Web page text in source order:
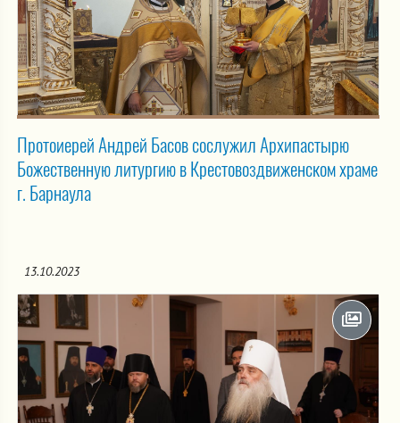
Протоиерей Андрей Басов сослужил Архипастырю
Божественную литургию в Крестовоздвиженском храме
г. Барнаула
13.10.2023